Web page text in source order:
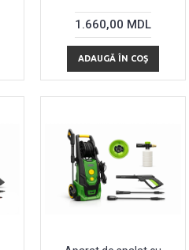
1.660,00 MDL
ADAUGĂ ÎN COŞ